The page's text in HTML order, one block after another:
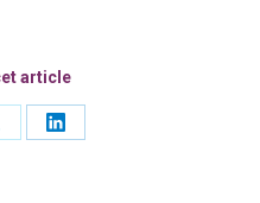
article
Share